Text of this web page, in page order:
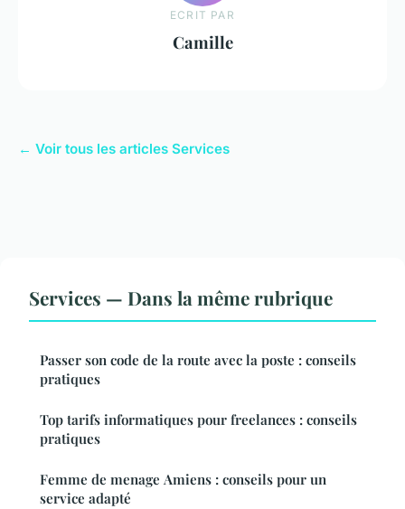
ECRIT PAR
Camille
← Voir tous les articles Services
Services — Dans la même rubrique
Passer son code de la route avec la poste : conseils
pratiques
Top tarifs informatiques pour freelances : conseils
pratiques
Femme de menage Amiens : conseils pour un
service adapté